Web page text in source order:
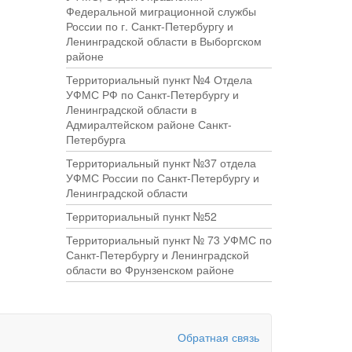
Федеральной миграционной службы
России по г. Санкт-Петербургу и
Ленинградской области в Выборгском
районе
Территориальный пункт №4 Отдела
УФМС РФ по Санкт-Петербургу и
Ленинградской области в
Адмиралтейском районе Санкт-
Петербурга
Территориальный пункт №37 отдела
УФМС России по Санкт-Петербургу и
Ленинградской области
Территориальный пункт №52
Территориальный пункт № 73 УФМС по
Санкт-Петербургу и Ленинградской
области во Фрунзенском районе
Обратная связь